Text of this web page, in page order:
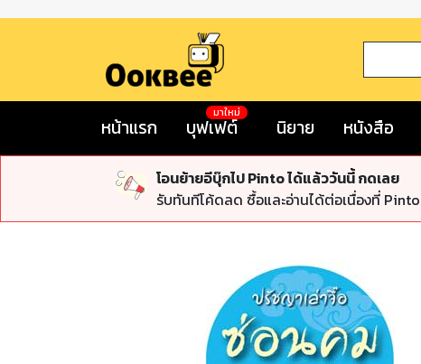
หน้าแรก บุฟเฟต์
มาใหม่
นิยาย หนังสือ
โอนย้ายอีบุ๊กไป Pinto ได้แล้ววันนี้ กดเลย
รับทันทีโค้ดลด ซื้อและอ่านได้ต่อเนื่องที่ Pinto